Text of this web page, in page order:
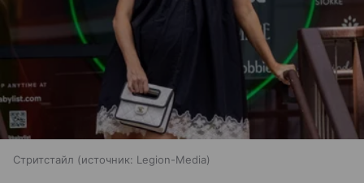
Стритстайл источник: Legion-Media